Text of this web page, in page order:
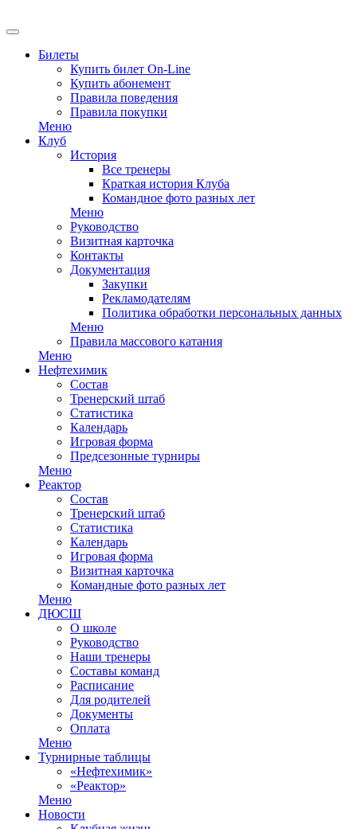
Билеты
Купить билет On-Line
Купить абонемент
Правила поведения
Правила покупки
Меню
Клуб
История
Все тренеры
Краткая история Клуба
Командное фото разных лет
Меню
Руководство
Визитная карточка
Контакты
Документация
Закупки
Рекламодателям
Политика обработки персональных данных
Меню
Правила массового катания
Меню
Нефтехимик
Состав
Тренерский штаб
Статистика
Календарь
Игровая форма
Предсезонные турниры
Меню
Реактор
Состав
Тренерский штаб
Статистика
Календарь
Игровая форма
Визитная карточка
Командные фото разных лет
Меню
ДЮСШ
О школе
Руководство
Наши тренеры
Составы команд
Расписание
Для родителей
Документы
Оплата
Меню
Турнирные таблицы
«Нефтехимик»
«Реактор»
Меню
Новости